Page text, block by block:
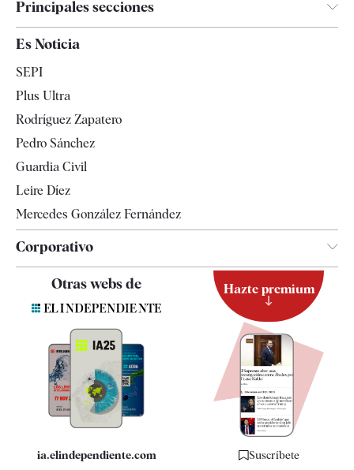
Principales secciones
España
Televisión
Es Noticia
SEPI
Plus Ultra
Rodríguez Zapatero
Pedro Sánchez
Guardia Civil
Leire Díez
Mercedes González Fernández
Corporativo
Contacto
Quiénes somos
Especificaciones
Otras webs de
ia.elindependiente.com
Hazte premium
Suscríbete